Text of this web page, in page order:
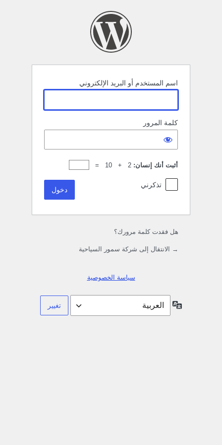
اسم المستخدم أو البريد الإلكتروني
كلمة المرور
أثبت أنك إنسان: 2 + 10 =
تذكرني
هل فقدت كلمة مرورك؟
→ الانتقال إلى شركة سمور السياحية
سياسة الخصوصية
اللغة